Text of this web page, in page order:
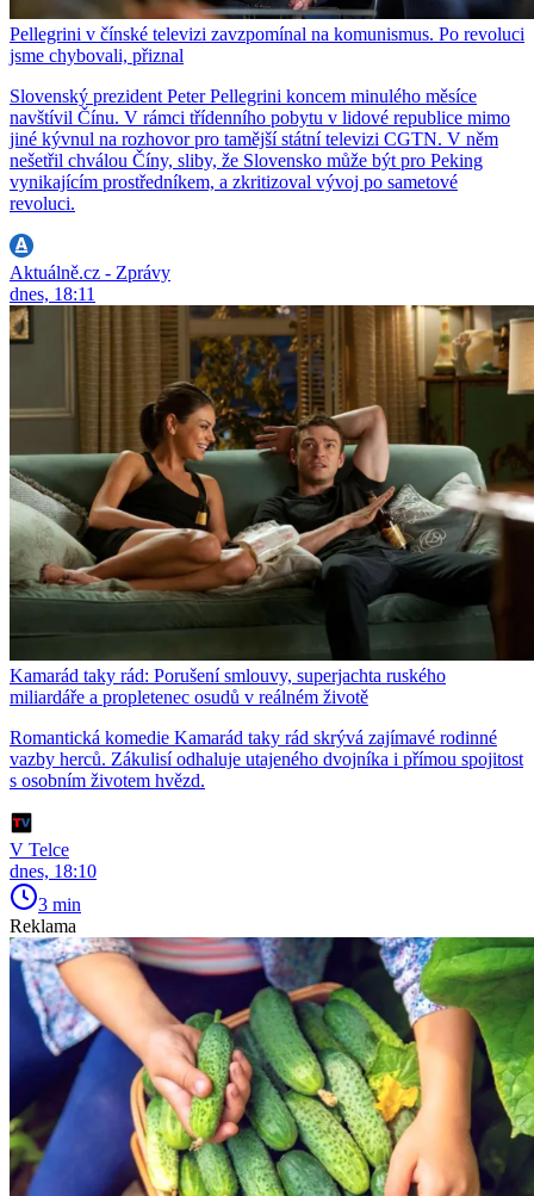
Pellegrini v čínské televizi zavzpomínal na komunismus. Po revoluci
jsme chybovali, přiznal
Slovenský prezident Peter Pellegrini koncem minulého měsíce
navštívil Čínu. V rámci třídenního pobytu v lidové republice mimo
jiné kývnul na rozhovor pro tamější státní televizi CGTN. V něm
nešetřil chválou Číny, sliby, že Slovensko může být pro Peking
vynikajícím prostředníkem, a zkritizoval vývoj po sametové
revoluci.
Aktuálně.cz - Zprávy
dnes, 18:11
Kamarád taky rád: Porušení smlouvy, superjachta ruského
miliardáře a propletenec osudů v reálném životě
Romantická komedie Kamarád taky rád skrývá zajímavé rodinné
vazby herců. Zákulisí odhaluje utajeného dvojníka i přímou spojitost
s osobním životem hvězd.
V Telce
dnes, 18:10
3 min
Reklama